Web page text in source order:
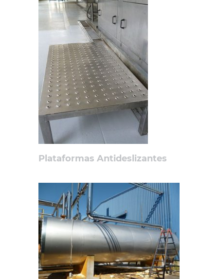
Plataformas Antideslizantes